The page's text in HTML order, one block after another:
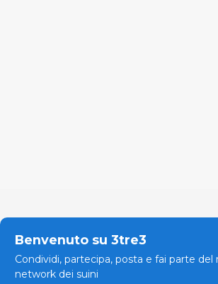
Benvenuto su 3tre3
Condividi, partecipa, posta e fai parte del
network dei suini